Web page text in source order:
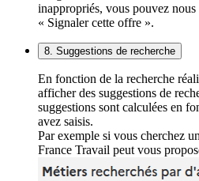
inappropriés, vous pouvez
« Signaler cette offre ».
8. Suggestions de recherche
En fonction de la recherche
afficher des suggestions de
suggestions sont calculées en
avez saisis.
Par exemple si vous cherchez
France Travail peut vous